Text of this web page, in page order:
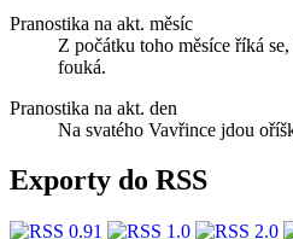
Pranostika na akt. měsíc
Z počátku toho měsíce říká
fouká.
Pranostika na akt. den
Na svatého Vavřince jdou
Exporty do RSS